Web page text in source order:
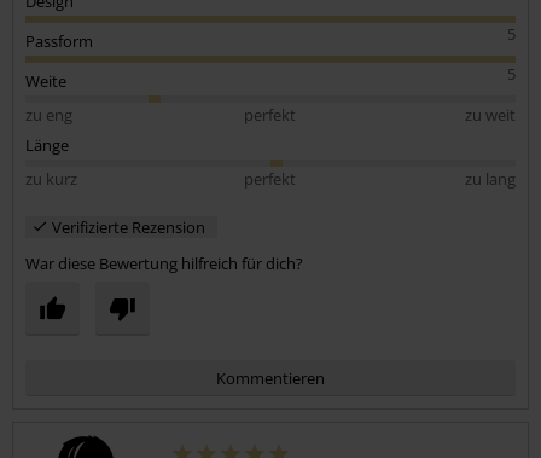
5
Passform
5
Weite
zu eng
perfekt
zu weit
Länge
zu kurz
perfekt zu lang
Verifizierte Rezension
War diese Bewertung hilfreich für dich?
Kommentieren